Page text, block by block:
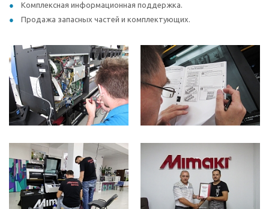
Комплексная информационная поддержка.
Продажа запасных частей и комплектующих.